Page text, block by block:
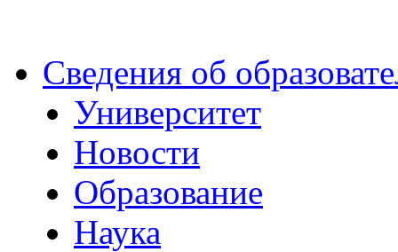
Сведения об
Университет
Новости
Образование
Наука